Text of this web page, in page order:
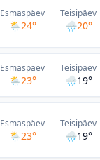
Esmaspäev
🌦24°
Teisipäev
🌧20°
Esmaspäev
🌦23°
Teisipäev
🌧19°
Esmaspäev
🌦23°
Teisipäev
🌧19°